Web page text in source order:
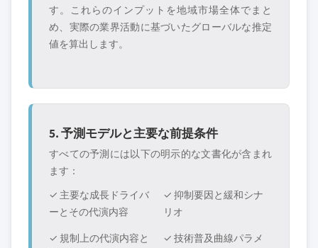
す。これらのインプットを地域市場全体でまと
め、実際の業界活動に基づいたグローバルな推定
値を算出します。
5. 予測モデルと主要な前提条件
すべての予測には以下の明示的な文書化が含まれ
ます：
✓ 主要な成長ドライバ
ーとその代演内容
✓ 抑制要因と緩和シナ
リオ
✓ 規制上の代演内容と
✓ 技術普及曲線パラメ